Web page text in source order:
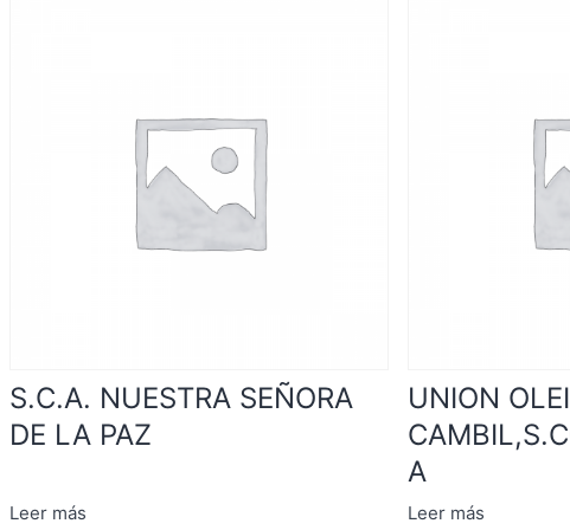
S.C.A. NUESTRA SEÑORA
DE LA PAZ
Leer más
UNION
A
Leer más